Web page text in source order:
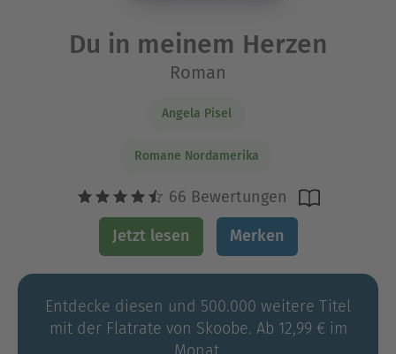
Du in meinem Herzen
Roman
Angela Pisel
Romane Nordamerika
66 Bewertungen
Jetzt lesen Merken
Entdecke diesen und 500.000 weitere Titel
mit der Flatrate von Skoobe. Ab 12,99 € im